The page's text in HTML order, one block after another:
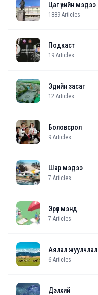
Цаг үеийн мэдээ
1889 Articles
Подкаст
19 Articles
Эдийн засаг
12 Articles
Боловсрол
9 Articles
Шар мэдээ
7 Articles
Эрүүл мэнд
7 Articles
Аялал жуулчлал
6 Articles
Дэлхий